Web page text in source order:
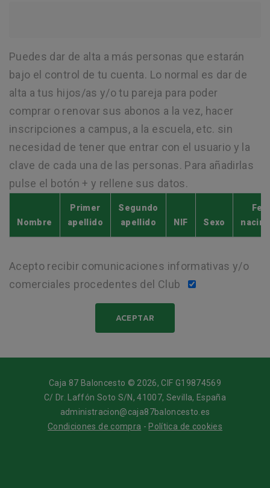
Puedes dar de alta a más personas que estarán
bajo el control de tu cuenta. Lo normal es dar de
alta a tus hijos/as y/o tu pareja para poder
comprar o renovar sus abonos a la vez, hacer
inscripciones a campus, a la escuela, etc. sin
necesidad de tener que entrar con el usuario y la
clave de cada una de las personas. Para añadirlas
pulse el botón + y rellene sus datos.
Nombre
Primer
apellido
Segundo
apellido
NIF Sexo
Acepto recibir comunicaciones informativas y/o
comerciales procedentes del Club
Caja 87 Baloncesto © 2026, CIF G19874569
C/ Dr. Laffón Soto S/N, 41007, Sevilla, España
administracion@caja87baloncesto.es
Condiciones de compra - Política de cookies